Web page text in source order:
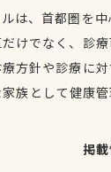
は、首都圏を
けでなく、診
方針や診療に
族として健康
掲